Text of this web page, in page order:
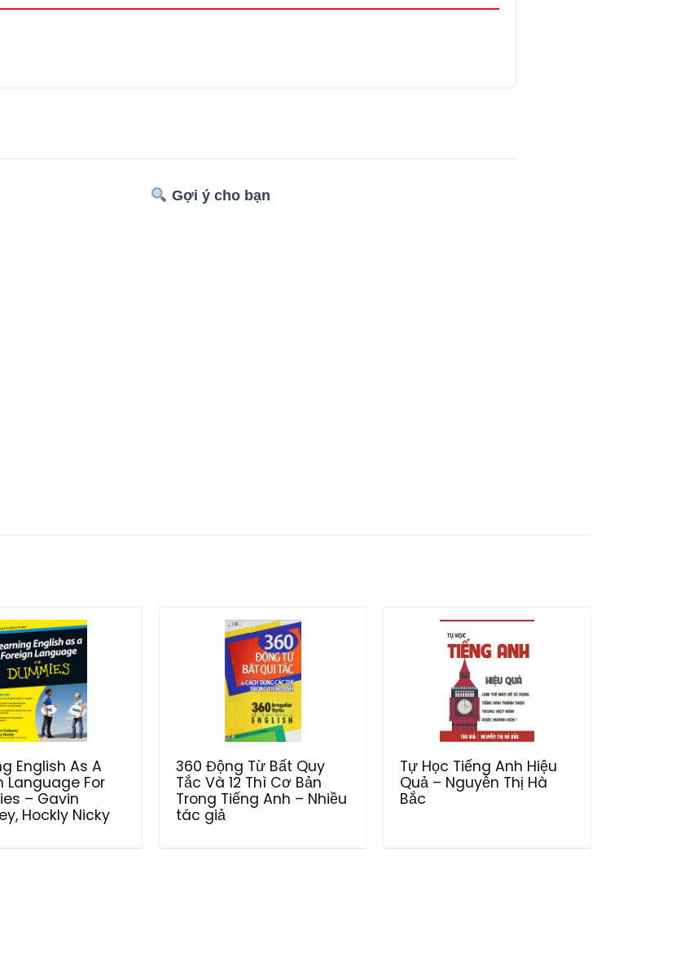
Gợi ý cho bạn
English As A
Language For
– Gavin
Hockly Nicky
360 Động Từ Bất Quy
Tắc Và 12 Thì Cơ Bản
Trong Tiếng Anh – Nhiều
tác giả
Tự Học Tiếng Anh Hiệu
Quả – Nguyễn Thị Hà
Bắc